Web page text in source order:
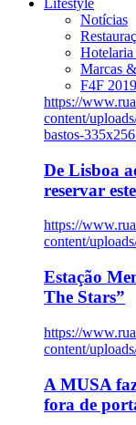
Lifestyle
Notícias
Marcas
F4F 2019
https://
content/
bastos-
De Lisboa
reservar
https://
content/
Estação
The Stars”
https://
content/
A MUSA
fora de